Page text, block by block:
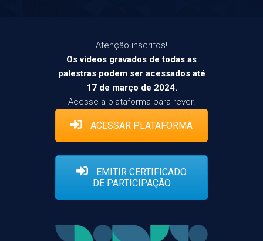
Atenção inscritos!
Os vídeos gravados de todas as
palestras podem ser acessados até
17 de março de 2024.
Acesse a plataforma para rever.
ACESSAR PLATAFORMA
EMITIR CERTIFICADO
DE PARTICIPAÇÃO